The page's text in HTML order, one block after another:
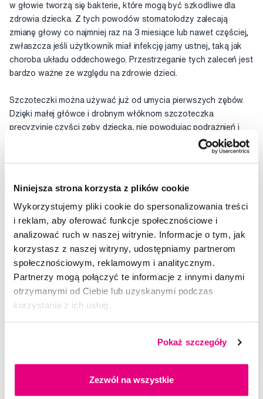
Niniejsza strona korzysta z plików cookie
Wykorzystujemy pliki cookie do spersonalizowania treści
i reklam, aby oferować funkcje społecznościowe i
analizować ruch w naszej witrynie. Informacje o tym, jak
korzystasz z naszej witryny, udostępniamy partnerom
społecznościowym, reklamowym i analitycznym.
Partnerzy mogą połączyć te informacje z innymi danymi
otrzymanymi od Ciebie lub uzyskanymi podczas
korzystania z ich usług.
Pokaż szczegóły
Zezwól na wszystkie
w głowie tworzą się bakterie, które mogą być szkodliwe dla
zdrowia dziecka. Z tych powodów stomatolodzy zalecają
zmianę głowy co najmniej raz na 3 miesiące lub nawet częściej,
zwłaszcza jeśli użytkownik miał infekcję jamy ustnej, taką jak
choroba układu oddechowego. Przestrzeganie tych zaleceń jest
bardzo ważne ze względu na zdrowie dzieci.
Szczoteczki można używać już od umycia pierwszych zębów.
Dzięki małej główce i drobnym włóknom szczoteczka
precyzyjnie czyści zęby dziecka, nie powodując podrażnień i
Głowica nie zawiera ftalanów, BPA ani PVC.
Główki są kompatybilne ze szczoteczką Seysso Baby Penguin.
Zawartość opakowania: 2 szt
Ocena
Doradzimy Ci